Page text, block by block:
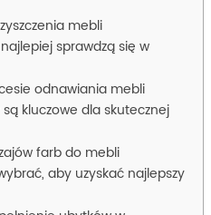
mebli
sprawdzą się w
odnawiania mebli
kluczowe dla skutecznej
farb do mebli
aby uzyskać najlepszy